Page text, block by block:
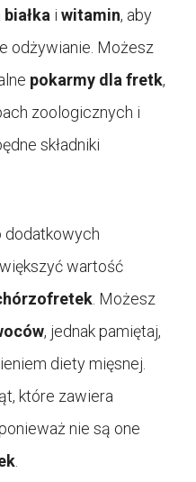
białka i witamin, aby
odżywianie. Możesz
pokarmy dla fretk,
zoologicznych i
składniki
dodatkowych
wartość
. Możesz
, jednak pamiętaj,
diety mięsnej.
które zawiera
nie są one